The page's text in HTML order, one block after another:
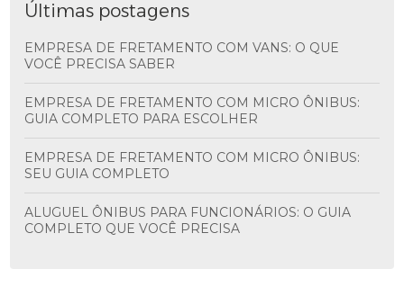
Últimas postagens
EMPRESA DE FRETAMENTO COM VANS: O QUE
VOCÊ PRECISA SABER
EMPRESA DE FRETAMENTO COM MICRO ÔNIBUS:
GUIA COMPLETO PARA ESCOLHER
EMPRESA DE FRETAMENTO COM MICRO ÔNIBUS:
SEU GUIA COMPLETO
ALUGUEL ÔNIBUS PARA FUNCIONÁRIOS: O GUIA
COMPLETO QUE VOCÊ PRECISA